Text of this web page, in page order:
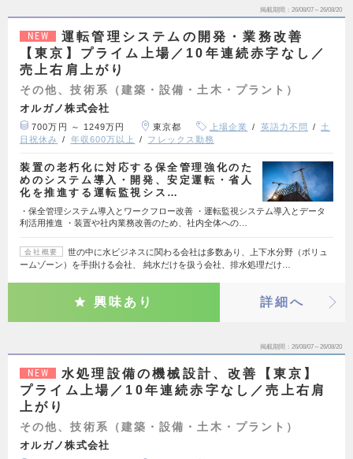
掲載期間 26/08/07～26/08/20
NEW
運転管理システムの開発・業務改善
【東京】プライム上場／10年連続赤字なし／
売上右肩上がり
その他、技術系（建築・設備・土木・プラント）
オルガノ株式会社
700万円 ～ 1249万円 東京都 上場企業 英語力不問
土
日祝休み
年収600万以上 フレックス勤務
装置の老朽化に対応する保全管理強化のた
めのシステム導入・開発、安定運転・省人
化を推進する運転監視シス…
・保全管理システム導入とワークフロー改善 ・運転監視システム導入とデータ
利活用推進 ・装置や社内業務改善のため、社内全体への…
会社概要
世の中に水ビジネスに関わる会社は多数あり、上下水分野（ボリュ
ームゾーン）を手掛ける会社、 純水だけを扱う会社、排水処理だけ…
興味あり 詳細へ
掲載期間 26/08/07～26/08/20
NEW
水処理設備の機械設計、改善【東京】
プライム上場／10年連続赤字なし／売上右肩
上がり
その他、技術系（建築・設備・土木・プラント）
オルガノ株式会社